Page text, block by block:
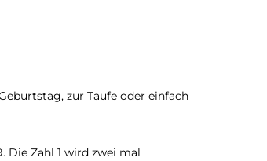
zur Taufe oder einfach
Die Zahl 1 wird zwei mal